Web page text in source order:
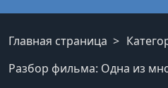
Главная страница
Разбор фильма: Одна из